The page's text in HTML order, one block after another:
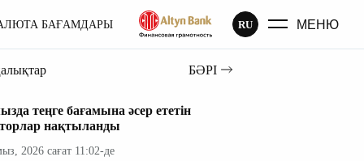
БАҒАМДАРЫ RU МЕНЮ
БӘРІ
теңге бағамына әсер ететін
нақтыланды
2026 сағат 11:02-де